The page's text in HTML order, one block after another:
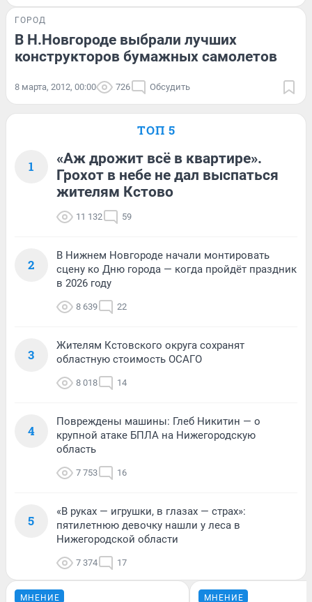
ГОРОД
В Н.Новгороде выбрали лучших
конструкторов бумажных самолетов
8 марта, 2012, 00:00 726 Обсудить
ТОП 5
1
«Аж дрожит всё в квартире».
Грохот в небе не дал выспаться
жителям Кстово
11 132 59
2
В Нижнем Новгороде начали монтировать
сцену ко Дню города — когда пройдёт праздник
в 2026 году
8 639 22
3
Жителям Кстовского округа сохранят
областную стоимость ОСАГО
8 018 14
4
Повреждены машины: Глеб Никитин — о
крупной атаке БПЛА на Нижегородскую
область
7 753 16
5
«В руках — игрушки, в глазах — страх»:
пятилетнюю девочку нашли у леса в
Нижегородской области
7 374 17
МНЕНИЕ МНЕНИЕ